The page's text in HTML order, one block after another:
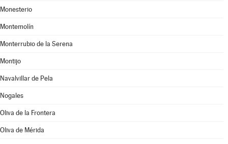
Monesterio
Montemolín
Monterrubio de la Serena
Montijo
Navalvillar de Pela
Nogales
Oliva de la Frontera
Oliva de Mérida